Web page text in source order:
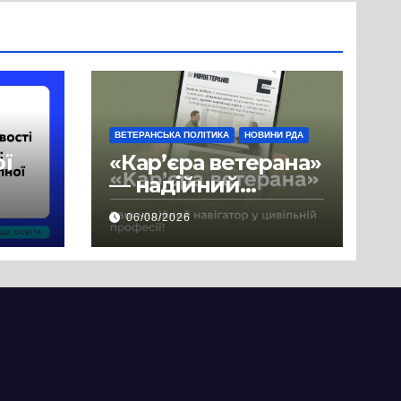
ВЕТЕРАНСЬКА ПОЛІТИКА НОВИНИ РДА
«Кар’єра ветерана»
— надійний
навігатор у
цивільній професії
06/08/2026